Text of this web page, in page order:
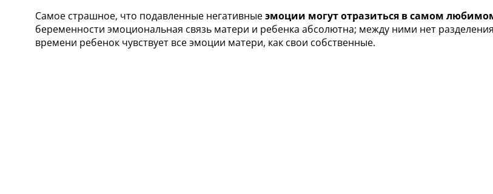
Самое страшное, что подавленные негативныеэмоции могут отразиться в самом
беременности эмоциональная связь матери и ребенка абсолютна; между ними нет
времени ребенок чувствует все эмоции матери, как свои собственные.